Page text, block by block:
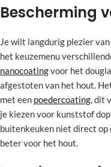
Bescherming
Je wilt langdurig plezier
het keuzemenu
nanocoatingvoor het
afgestoten van het hout.
met een poedercoating, dit
je kiezen voor kunststof
buitenkeuken niet direct op
beter voor het hout.